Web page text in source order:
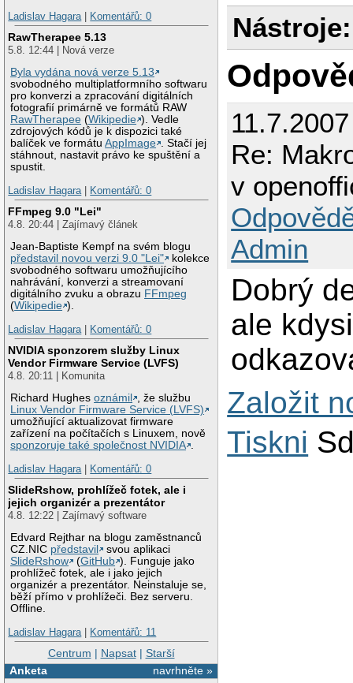
Ladislav Hagara| Komentářů: 0
RawTherapee 5.13
5.8. 12:44 | Nová verze
Byla vydána nová verze 5.13
svobodného multiplatformního softwaru
pro konverzi a zpracování digitálních
fotografií primárně ve formátů RAW
RawTherapee (Wikipedie ). Vedle
zdrojových kódů je k dispozici také
balíček ve formátuAppImage . Stačí jej
stáhnout, nastavit právo ke spuštění a
spustit.
Ladislav Hagara| Komentářů: 0
FFmpeg 9.0 "Lei"
4.8. 20:44 | Zajímavý článek
Jean-Baptiste Kempf na svém blogu
představil novou verzi 9.0 "Lei"
kolekce
svobodného softwaru umožňujícího
nahrávání, konverzi a streamovaní
digitálního zvuku a obrazu FFmpeg
(Wikipedie ).
Ladislav Hagara| Komentářů: 0
NVIDIA sponzorem služby Linux
Vendor Firmware Service (LVFS)
4.8. 20:11 | Komunita
Richard Hughesoznámil
, že službu
Linux Vendor Firmware Service (LVFS)
umožňující aktualizovat firmware
zařízení na počítačích s Linuxem, nově
sponzoruje také společnost NVIDIA .
Ladislav Hagara| Komentářů: 0
SlideRshow, prohlížeč fotek, ale i
jejich organizér a prezentátor
4.8. 12:22 | Zajímavý software
Edvard Rejthar na blogu zaměstnanců
CZ.NIC představil
svou aplikaci
SlideRshow
(GitHub ). Funguje jako
prohlížeč fotek, ale i jako jejich
organizér a prezentátor. Neinstaluje se,
běží přímo v prohlížeči. Bez serveru.
Offline.
Ladislav Hagara| Komentářů: 11
Centrum | Napsat| Starší
navrhněte »
Anketa
Nástroje:
Re:
v
Admin
Dobrý
ale
Založit
Tiskni